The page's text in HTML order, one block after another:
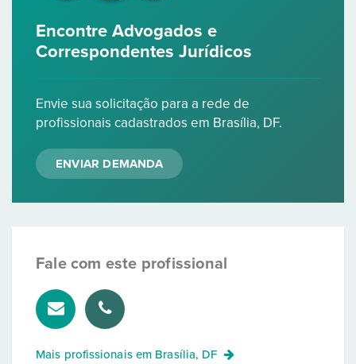
Encontre Advogados e
Correspondentes Jurídicos
Envie sua solicitação para a rede de
profissionais cadastrados em Brasília, DF.
ENVIAR DEMANDA
Fale com este profissional
Mais profissionais em Brasília, DF